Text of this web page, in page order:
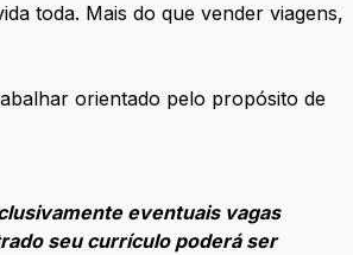
toda. Mais do que vender viagens,
orientado pelo propósito de
eventuais vagas
seu currículo poderá ser